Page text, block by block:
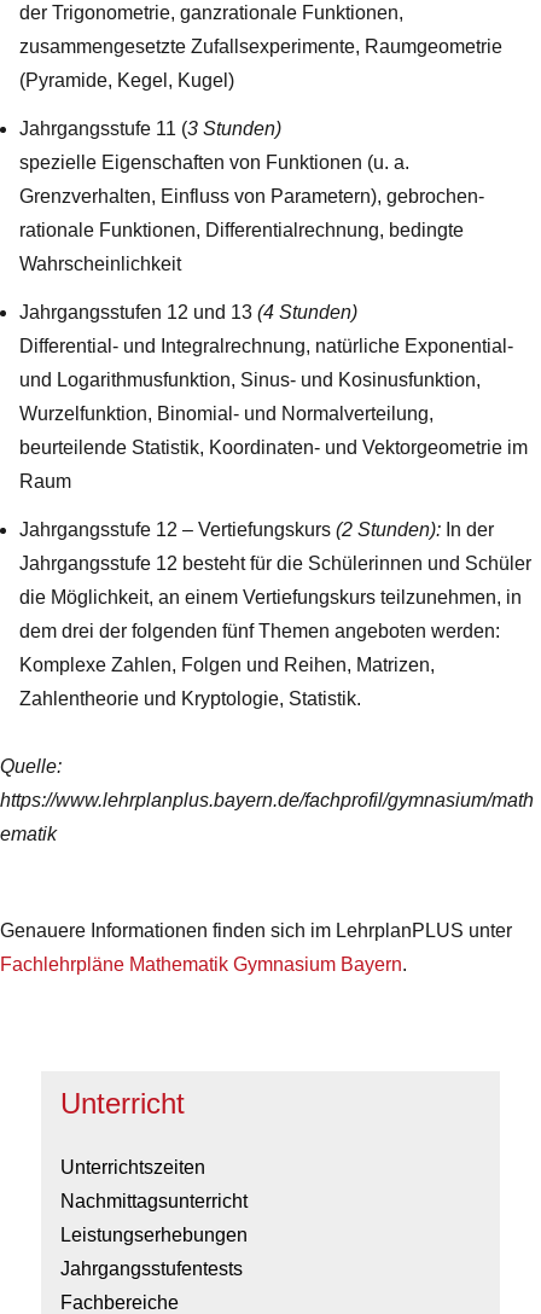
der Trigonometrie, ganzrationale Funktionen,
zusammengesetzte Zufallsexperimente, Raumgeometrie
(Pyramide, Kegel, Kugel)
Jahrgangsstufe 11 (3 Stunden)
spezielle Eigenschaften von Funktionen (u. a.
Grenzverhalten, Einfluss von Parametern), gebrochen-
rationale Funktionen, Differentialrechnung, bedingte
Wahrscheinlichkeit
Jahrgangsstufen 12 und 13 (4 Stunden)
Differential- und Integralrechnung, natürliche Exponential-
und Logarithmusfunktion, Sinus- und Kosinusfunktion,
Wurzelfunktion, Binomial- und Normalverteilung,
beurteilende Statistik, Koordinaten- und Vektorgeometrie im
Raum
Jahrgangsstufe 12 – Vertiefungskurs (2 Stunden): In der
Jahrgangsstufe 12 besteht für die Schülerinnen und Schüler
die Möglichkeit, an einem Vertiefungskurs teilzunehmen, in
dem drei der folgenden fünf Themen angeboten werden:
Komplexe Zahlen, Folgen und Reihen, Matrizen,
Zahlentheorie und Kryptologie, Statistik.
Quelle:
https://www.lehrplanplus.bayern.de/fachprofil/gymnasium/math
ematik
Genauere Informationen finden sich im LehrplanPLUS unter
Fachlehrpläne Mathematik Gymnasium Bayern.
Unterricht
Unterrichtszeiten
Nachmittagsunterricht
Leistungserhebungen
Jahrgangsstufentests
Fachbereiche